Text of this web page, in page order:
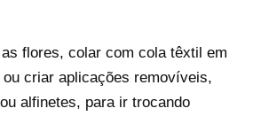
flores, colar com cola têxtil em
criar aplicações removíveis,
alfinetes, para ir trocando